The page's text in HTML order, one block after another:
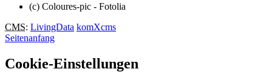
(c) Coloures-pic - Fotolia
CMS: LivingData komXcms
Seitenanfang
Cookie-Einstellungen